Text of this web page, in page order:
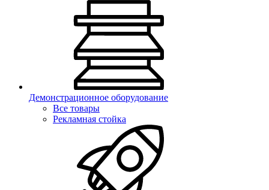
Демонстрационное оборудование
Все товары
Рекламная стойка